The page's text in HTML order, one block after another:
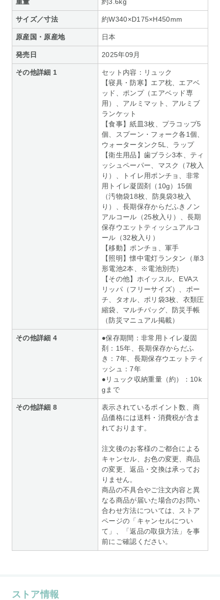
サイズ／寸法 約W340×D175×H450mm
原産国・原産地 日本
発売日 2025年09月
その他詳細 1
セット内容：リュック
【寝具・防寒】エア枕、エアベ
ッド、ポンプ（エアベッド専
用）、アルミマット、アルミブ
ランケット
【食事】紙皿3枚、プラコップ5
個、スプーン・フォーク各1個、
ウォータータンク5L、ラップ
【衛生用品】歯ブラシ3本、ティ
ッシュペーパー、マスク（7枚入
り）、トイレ用ポンチョ、非常
用トイレ凝固剤（10g）15個
（汚物袋18枚、防臭袋3枚入
り）、長期保存からだふきノン
アルコール（25枚入り）、長期
保存ウエットティッシュアルコ
ール（32枚入り）
【移動】ポンチョ、軍手
【照明】懐中電灯ランタン（単3
形電池2本、※電池別売）
【その他】ホイッスル、EVAス
リッパ（フリーサイズ）、ポー
チ、タオル、ポリ袋3枚、衣類圧
縮袋、マルチバッグ、防災手帳
（防災マニュアル掲載）
その他詳細 4
●保存期間：非常用トイレ凝固
剤：15年、長期保存からだふ
き：7年、長期保存ウエットティ
ッシュ：7年
●リュック収納重量（約）：10k
gまで
その他詳細 8
表示されているポイント数、商
品価格には送料・消費税が含ま
れております。
注文後のお客様のご都合による
キャンセル、お色の変更、商品
の変更、返品・交換は承ってお
りません。
商品の不具合やご注文内容と異
なる商品が届いた場合のお問い
合わせ方法については、ストア
ページの「キャンセルについ
て」、「返品の取扱方法」を事
前にご確認ください。
ストア情報